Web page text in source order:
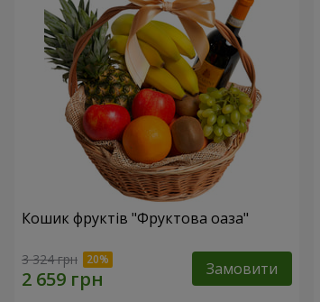
Кошик фруктів "Фруктова оаза"
3 324 грн Замовити